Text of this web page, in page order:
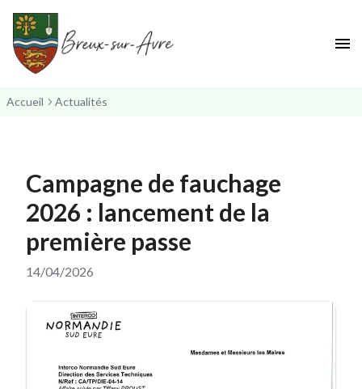
Accueil Actualités
Campagne de fauchage
2026 : lancement de la
première passe
14/04/2026